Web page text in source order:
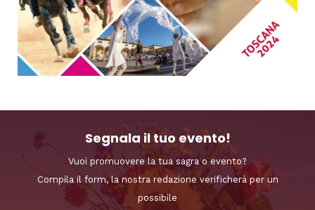
Segnala il tuo evento!
Vuoi promuovere la tua sagra o evento?
Compila il form, la nostra redazione verificherà per un
possibile